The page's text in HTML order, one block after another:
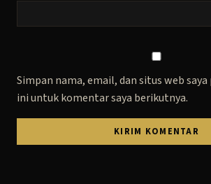
Simpan nama, email, dan situs web
ini untuk komentar saya berikutnya.